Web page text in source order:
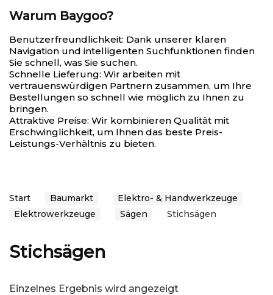
Warum Baygoo?
Benutzerfreundlichkeit: Dank unserer klaren
Navigation und intelligenten Suchfunktionen finden
Sie schnell, was Sie suchen.
Schnelle Lieferung: Wir arbeiten mit
vertrauenswürdigen Partnern zusammen, um Ihre
Bestellungen so schnell wie möglich zu Ihnen zu
bringen.
Attraktive Preise: Wir kombinieren Qualität mit
Erschwinglichkeit, um Ihnen das beste Preis-
Leistungs-Verhältnis zu bieten.
Start Baumarkt
Elektro- & Handwerkzeuge
Elektrowerkzeuge
Sägen Stichsägen
Stichsägen
Einzelnes Ergebnis wird angezeigt